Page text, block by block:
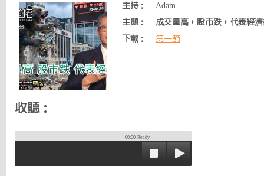
主持：
Adam
主題：
成交量高，股市跌，代表經
下載：
第一節
收聽：
00:00 Ready